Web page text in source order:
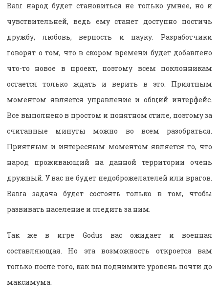
Ваш народ будет становиться не только умнее, но и
чувствительней, ведь ему станет доступно постичь
дружбу, любовь, верность и науку. Разработчики
говорят о том, что в скором времени будет добавлено
что-то новое в проект, поэтому всем поклонникам
остается только ждать и верить в это. Приятным
моментом является управление и общий интерфейс.
Все выполнено в простом и понятном стиле, поэтому за
считанные минуты можно во всем разобраться.
Приятным и интересным моментом является то, что
народ проживающий на данной территории очень
дружный. У вас не будет недоброжелателей или врагов.
Ваша задача будет состоять только в том, чтобы
развивать население и следить за ним.
Так же в игре Godus вас ожидает и военная
составляющая. Но эта возможность откроется вам
только после того, как вы поднимите уровень почти до
максимума.